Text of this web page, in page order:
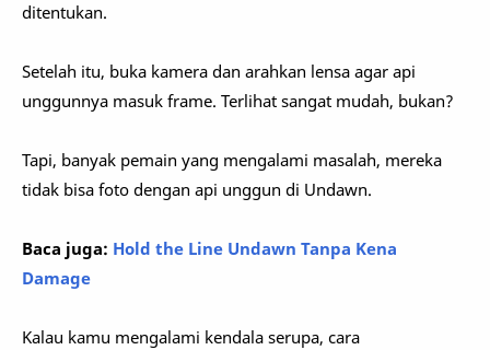
ditentukan.
Setelah itu, buka kamera dan arahkan lensa agar api
unggunnya masuk frame. Terlihat sangat mudah, bukan?
Tapi, banyak pemain yang mengalami masalah, mereka
tidak bisa foto dengan api unggun di Undawn.
Baca juga: Hold the Line Undawn Tanpa Kena
Damage
Kalau kamu mengalami kendala serupa, cara